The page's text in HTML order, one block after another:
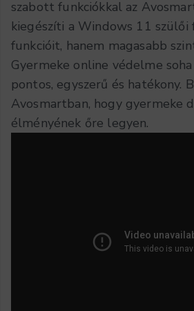
szabott funkciókkal az
kiegészíti a Windows 11
funkcióit, hanem magasabb
Gyermeke online védelme
pontos, egyszerű és hatékony.
Avosmartban, hogy gyermeke
élményének őre legyen.